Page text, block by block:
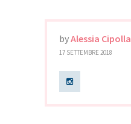
byAlessia Cipolla
17 SETTEMBRE 2018